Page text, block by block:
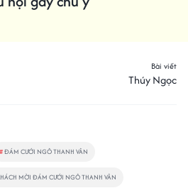
Bài viết
Thúy Ngọc
#ĐÁM CƯỚI NGÔ THANH VÂN
MỜI ĐÁM CƯỚI NGÔ THANH VÂN